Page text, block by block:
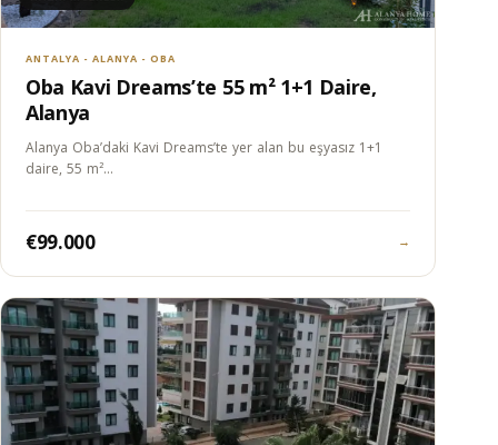
ANTALYA - ALANYA - OBA
Oba Kavi Dreams’te 55 m² 1+1 Daire,
Alanya
Alanya Oba’daki Kavi Dreams’te yer alan bu eşyasız 1+1
daire, 55 m²…
€99.000 →